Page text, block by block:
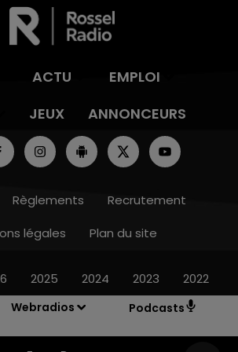
Webradios Podcasts
ACTU
EMPLOI
JEUX ANNONCEURS
Règlements
Recrutement
légales
Plan du site
2025 2024 2023 2022